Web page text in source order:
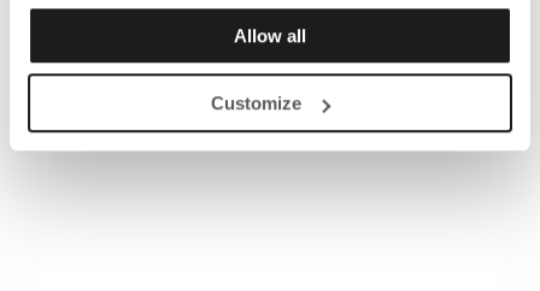
Allow all
Customize